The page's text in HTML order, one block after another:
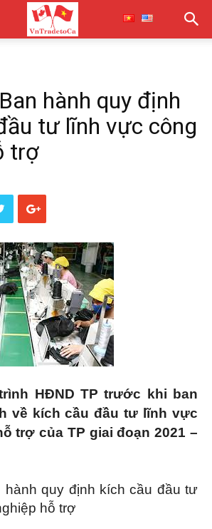
hành quy định
tư lĩnh vực công
trợ
HĐND TP trước khi ban
về kích cầu đầu tư lĩnh vực
trợ của TP giai đoạn 2021 –